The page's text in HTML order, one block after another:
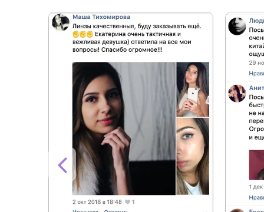
+7.0
+7.5
+8.0
+8.5
+9.0
+9.5
+10.0